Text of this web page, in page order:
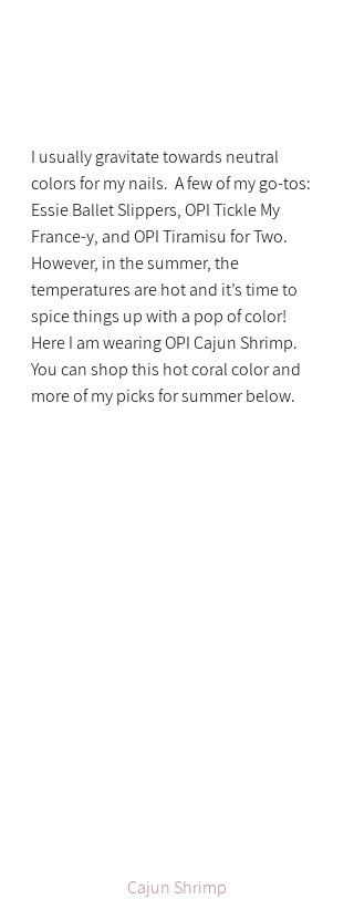
I usually gravitate towards neutral
colors for my nails.  A few of my go-tos:
Essie Ballet Slippers, OPI Tickle My
France-y, and OPI Tiramisu for Two.
However, in the summer, the
temperatures are hot and it’s time to
spice things up with a pop of color!
Here I am wearing OPI Cajun Shrimp.
You can shop this hot coral color and
more of my picks for summer below.
Cajun Shrimp